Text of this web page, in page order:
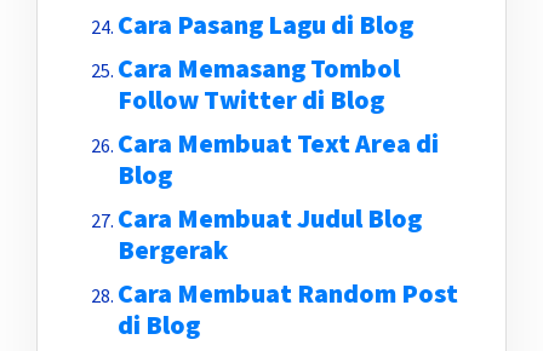
Cara Pasang Lagu di Blog
Cara Memasang Tombol
Follow Twitter di Blog
Cara Membuat Text Area di
Blog
Cara Membuat Judul Blog
Bergerak
Cara Membuat Random Post
di Blog